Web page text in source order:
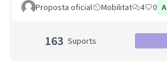
Proposta oficial Mobilitat 4 0
163 Suports